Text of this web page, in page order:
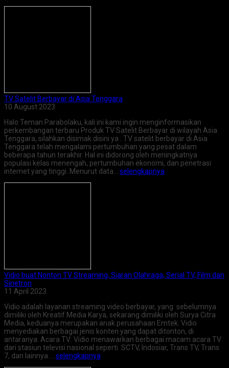
TV Satelit Berbayar di Asia Tenggara
10 August 2023
Halo Teman Parabolaku, kali ini kami ingin menginformasikan
perkembangan terbaru Produk TV Satelit Berbayar di wilayah Asia
Tenggara, silahkan disimak disini ya : TV satelit berbayar di Asia
Tenggara telah mengalami pertumbuhan yang pesat dalam
beberapa tahun terakhir. Hal ini didorong oleh meningkatnya
populasi kelas menengah, pertumbuhan ekonomi, dan penetrasi
internet yang tinggi. Menurut data… selengkapnya
Vidio buat Nonton TV Streaming, Siaran Olahraga, Serial TV, Film dan
Sinetron
11 April 2023
Vidio adalah layanan streaming video berbayar, yang sebelumnya
dimiliki oleh Kreatif Media Karya, sekarang dimiliki oleh Surya Citra
Media, keduanya merupakan anak perusahaan Emtek. Vidio
menyediakan berbagai jenis konten yang dapat ditonton, di
antaranya: Acara TV: Vidio menawarkan berbagai macam acara TV
dari stasiun televisi nasional seperti SCTV, Indosiar, Trans TV, Trans
7, dan lainnya…. selengkapnya